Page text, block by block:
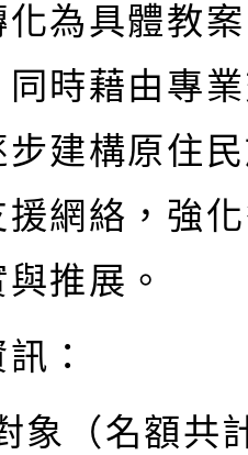
為具體教
時藉由專
建構原住
網絡，強
推展。
：
象（名額共